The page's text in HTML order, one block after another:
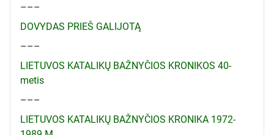
–––
DOVYDAS PRIEŠ GALIJOTĄ
–––
LIETUVOS KATALIKŲ BAŽNYČIOS KRONIKOS 40-
metis
–––
LIETUVOS KATALIKŲ BAŽNYČIOS KRONIKA 1972-